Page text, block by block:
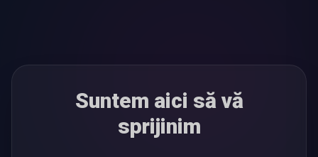
Suntem aici să vă
sprijinim